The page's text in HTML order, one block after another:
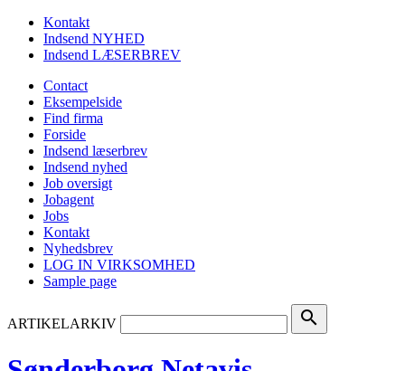
Kontakt
Indsend NYHED
Indsend LÆSERBREV
Contact
Eksempelside
Find firma
Forside
Indsend læserbrev
Indsend nyhed
Job oversigt
Jobagent
Jobs
Kontakt
Nyhedsbrev
LOG IN VIRKSOMHED
Sample page
ARTIKELARKIV search